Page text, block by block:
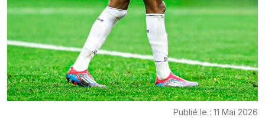
Publié le : 11 Mai 2026